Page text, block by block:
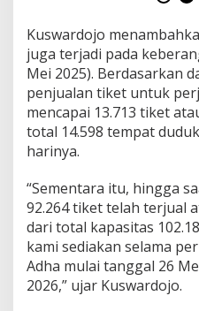
Kuswardojo
juga terjadi pada
Mei 2025). Berdasarkan
penjualan tiket untuk
mencapai 13.713 tiket
total 14.598 tempat
harinya.
“Sementara itu, hingga
92.264 tiket telah terjual
dari total kapasitas
kami sediakan selama
Adha mulai tanggal 26
2026,” ujar Kuswardojo.